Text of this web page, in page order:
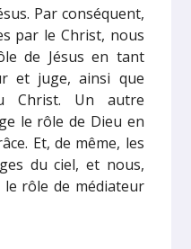
Par conséquent,
par le Christ, nous
de Jésus en tant
et juge, ainsi que
Christ. Un autre
le rôle de Dieu en
Et, de même, les
du ciel, et nous,
rôle de médiateur